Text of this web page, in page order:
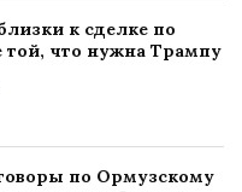
к сделке по
той, что нужна Трампу
по Ормузскому